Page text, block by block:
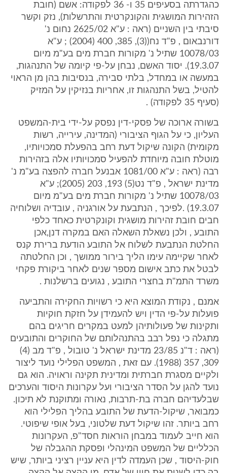
כהגדרתה בסעיפים 35 ו- 36 לפקודה: אשם (חובת
הזהירות המושגית והקונקרטית והתרשלות), נזק וקשר
סיבתי בין השניים (ראה : ע"א 2625/02 נחום נ'
דורנבאום , פ"ד נח((3), 385, 400 (2004) ; ע"א
10078/03 שתיל נ' מקורות חברת מים בע"מ מיום
19.3.07). יסוד האשם, נבחן על-פי קיומה של התנהגות,
במעשה או במחדל, בלתי סבירה, בנסיבות בהן מן הראוי
להטיל, בשל התנהגות זו, אחריות בנזיקין על המזיק
(סעיף 35 לפקודה) .
בשורה ארוכה של פסקי-דין נפסק על-ידי בית-המשפט
העליון, כי על הגוף הציבורי (המדינה, עירייה, רשות
מקומית) הקונה שיקול דעת רחב בהפעלת סמכויותיו,
מוטלת חובה מיוחדת להפעיל סמכויותיו אלה בזהירות
רבה (ראה : ע"א 1081/00 אבנעל חברה להפצה בע"מ נ'
מדינת ישראל , פ"ד נט(5) 193, 203 (2005); ע"א
10078/03 שתיל נ' מקורות חברת מים בע"מ מיום
19.3.07) .לפיכך , הנתבעת על אורגניה , עובדיה ושלוחיה
חבים חובת זהירות מושגית וקונקרטית כאחד כלפי
התובע , ולכן נשאלת השאלה האם במקרה דנן,אכן
החלטת הנתבעת לשלוח אל התובע הודעת ברירת קנס
לאחר שקיימה עימו הליך בירור ממושך , וכן החלטתה
לבטל את כתב אישום מספר שנים לאחר ביקורת פקחי
משרד התמ"ת בחצרי התובע , נגועים ברשלנות .
אמנם , נקודת המוצא היא כי רשויות החקירה והתביעה
פועלות על-פי הדין ויש להעמידן על חזקת חוקיות
ותקינות של פעולותיהן למעט במקרים חריגים בהם
מתגלה כי נפל רבב בהתנהלותם של החוקרים והתובעים
(ראה : ד"נ 23/85 מדינת ישראל נ' טובול , פ"ד מב (4)
309, 357 (1988). עם זאת , המשפט הפלילי נועד ליצור
ולקיים מסגרת חברתית ומדינית תקינה וראויה. הוא גם
נועד להגן על הסדר הציבורי ועל עקרונות היסוד והערכים
שבלעדיהם חברה בת-תרבות, נאורה ומתוקנת לא תיכון.
כמבואר, שיקול-הדעת של התובע בהליך הפלילי הוא
רחב ביותר. זהו שיקול דעת שלטוני, בעל אופי שיפוטי.
הוא חייב לעמוד במבחן הוראות חסד"פ, העקרונות
הכלליים של המשפט המינהלי ופסקת ההגבלה של
חוק-היסוד , שכן העמדה לדין היא עניין רציני ביותר, שיש